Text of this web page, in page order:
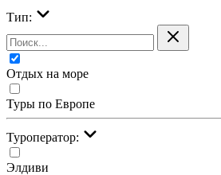
Тип:
Отдых на море
Туры по Европе
Туроператор:
Элдиви